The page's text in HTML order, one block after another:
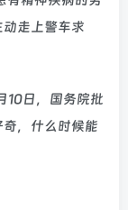
走上警车求
10日，国务院批
，什么时候能